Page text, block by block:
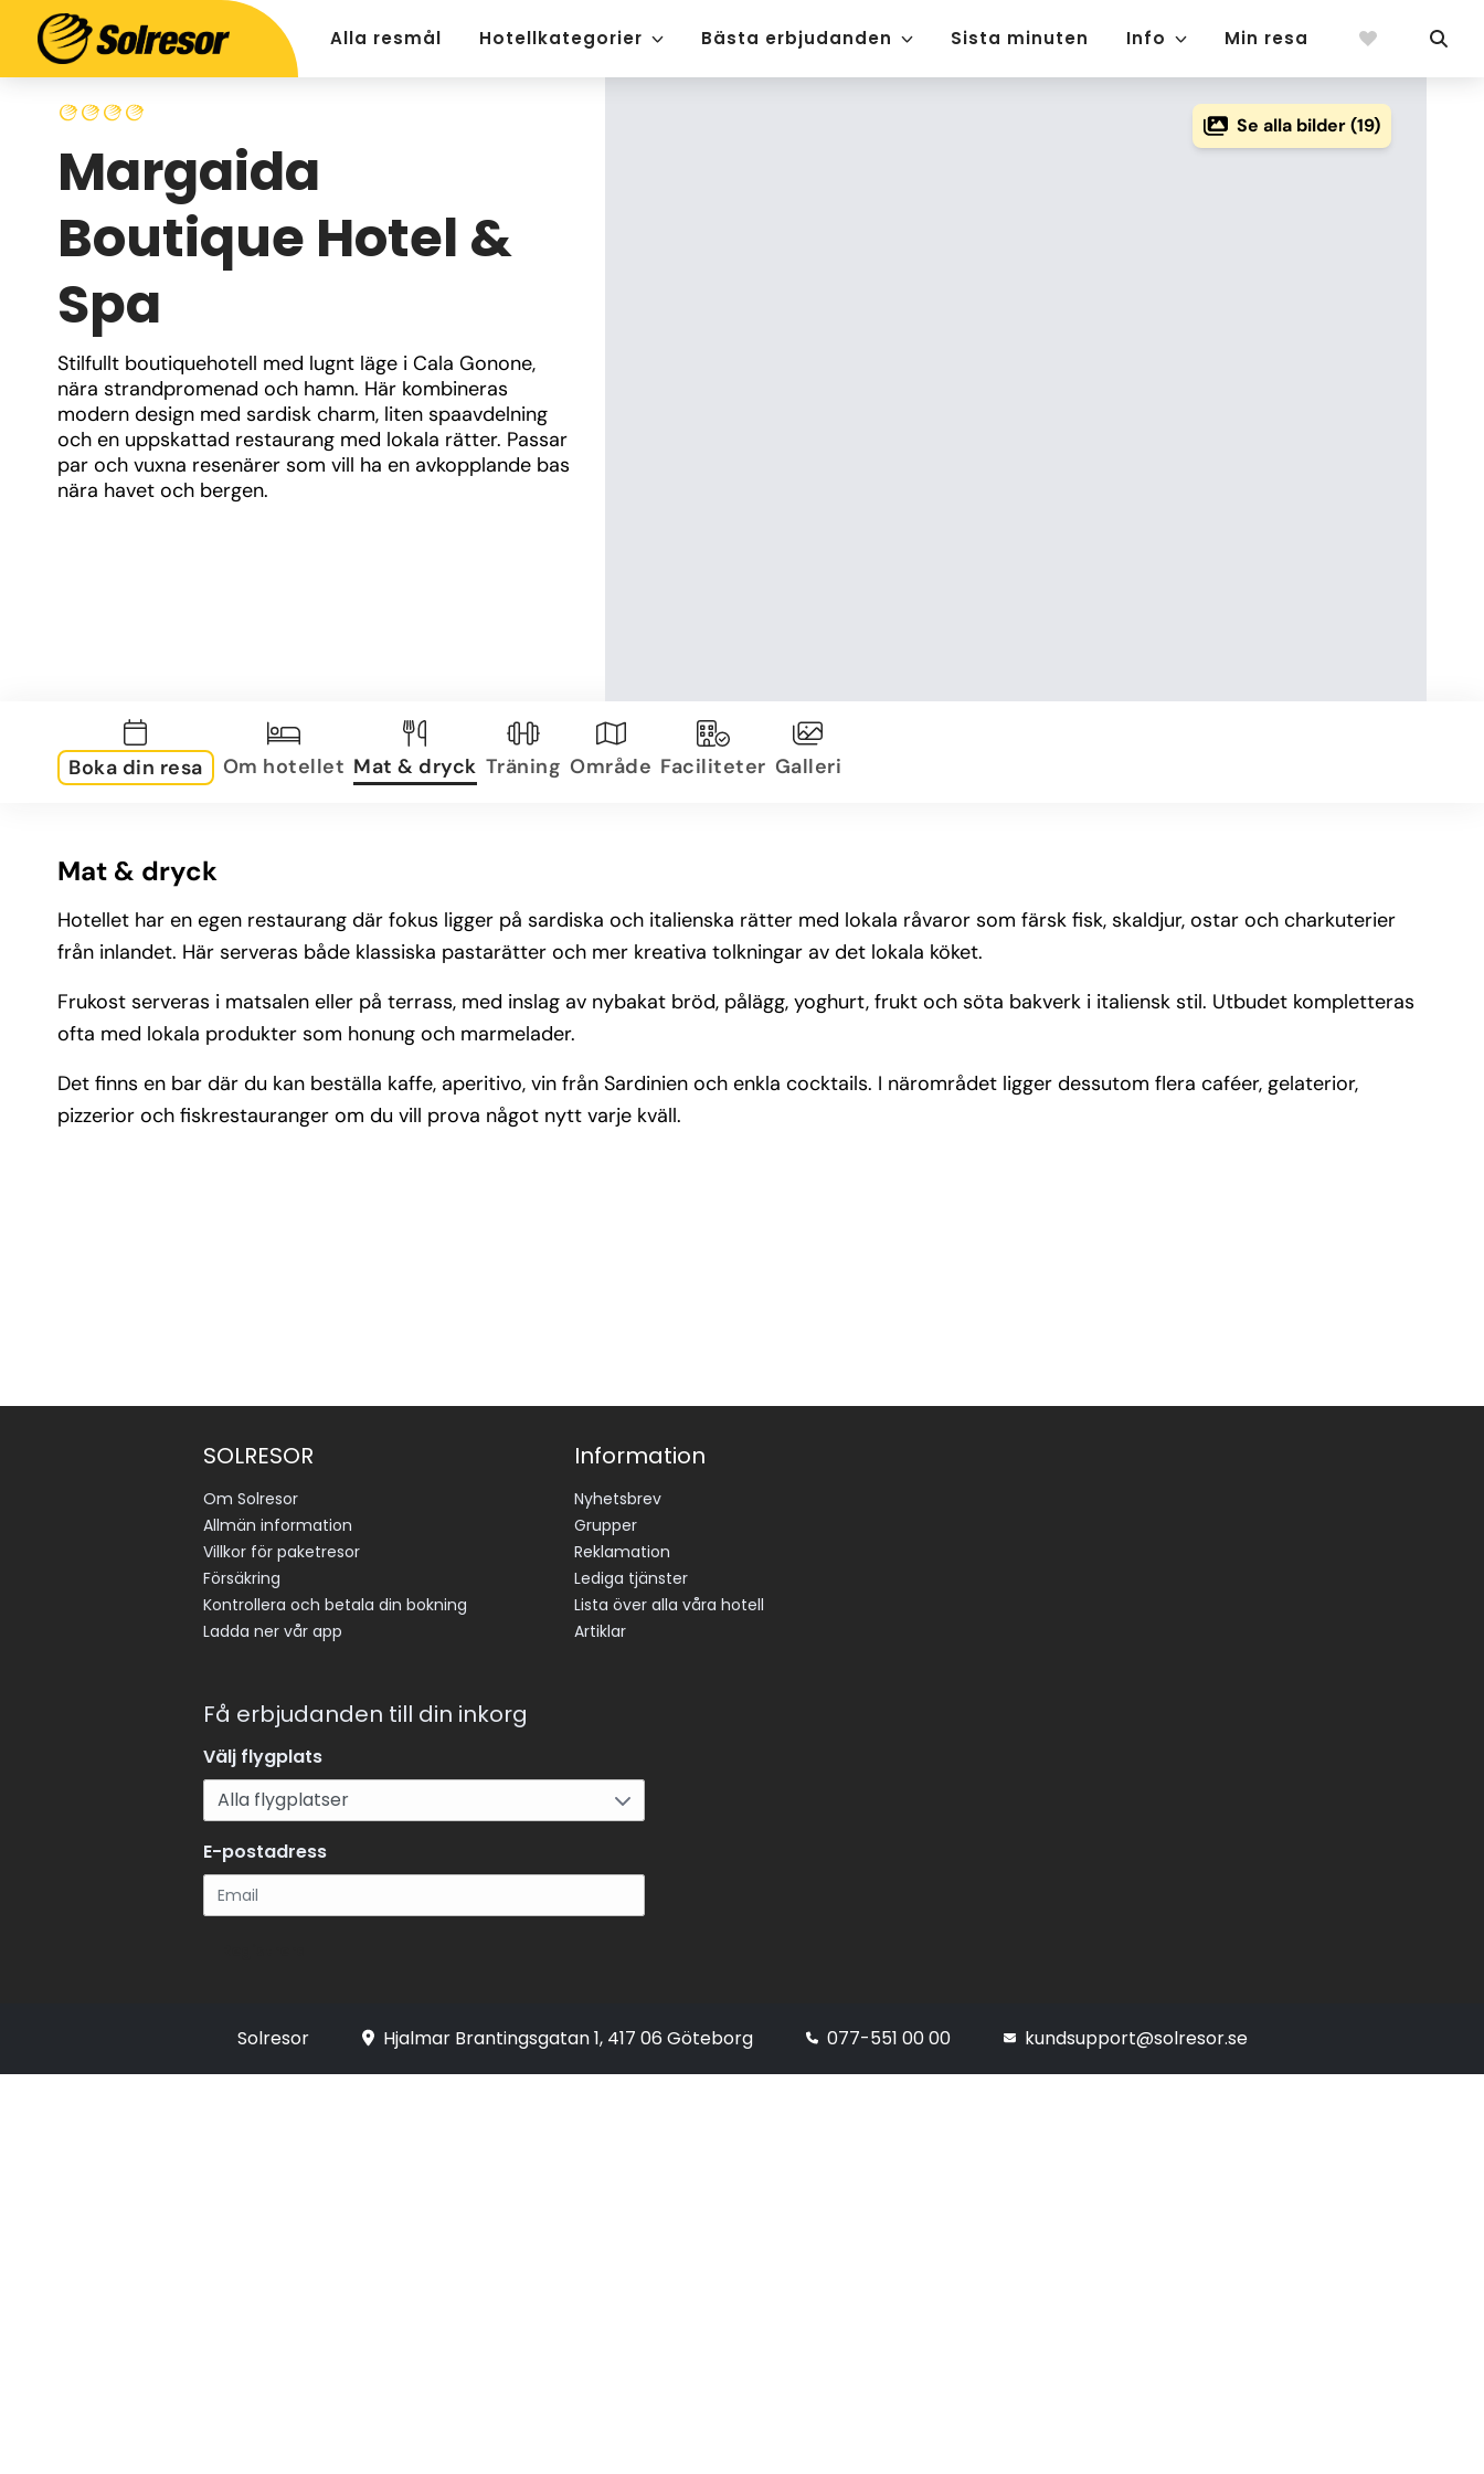
Alla resmål Hotellkategorier Bästa erbjudanden Sista minuten Info Min resa
Margaida
Boutique Hotel &
Spa
Stilfullt boutiquehotell med lugnt läge i Cala Gonone,
nära strandpromenad och hamn. Här kombineras
modern design med sardisk charm, liten spaavdelning
och en uppskattad restaurang med lokala rätter. Passar
par och vuxna resenärer som vill ha en avkopplande bas
nära havet och bergen.
Se alla bilder (19)
Boka din resa Om hotellet Mat & dryck Träning Område Faciliteter Galleri
Mat & dryck
Hotellet har en egen restaurang där fokus ligger på sardiska och italienska rätter med lokala råvaror som färsk fisk, skaldjur, ostar och charkuterier
från inlandet. Här serveras både klassiska pastarätter och mer kreativa tolkningar av det lokala köket.
Frukost serveras i matsalen eller på terrass, med inslag av nybakat bröd, pålägg, yoghurt, frukt och söta bakverk i italiensk stil. Utbudet kompletteras
ofta med lokala produkter som honung och marmelader.
Det finns en bar där du kan beställa kaffe, aperitivo, vin från Sardinien och enkla cocktails. I närområdet ligger dessutom flera caféer, gelaterior,
pizzerior och fiskrestauranger om du vill prova något nytt varje kväll.
SOLRESOR
Om Solresor
Allmän information
Villkor för paketresor
Försäkring
Kontrollera och betala din bokning
Ladda ner vår app
Information
Nyhetsbrev
Grupper
Reklamation
Lediga tjänster
Lista över alla våra hotell
Artiklar
Få erbjudanden till din inkorg
Välj flygplats
E-postadress
Solresor Hjalmar Brantingsgatan 1, 417 06 Göteborg 077-551 00 00 kundsupport@solresor.se